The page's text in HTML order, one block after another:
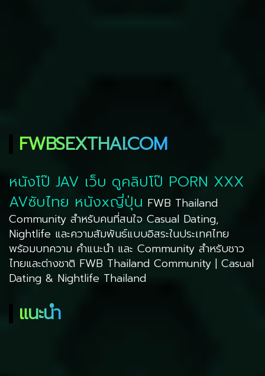
FWBSEXTHAI.COM
หนังโป๊ JAV เว็บ ดูคลิปโป๊ PORN XXX
AVซับไทย หนังxญี่ปุ่น FWB Thailand
Community สำหรับคนที่สนใจ Casual Dating,
Nightlife และความสัมพันธ์แบบอิสระในประเทศไทย
พร้อมบทความ คำแนะนำ และ Community สำหรับชาว
ไทยและต่างชาติ FWB Thailand Community | Casual
Dating & Nightlife Thailand
แนะนำ